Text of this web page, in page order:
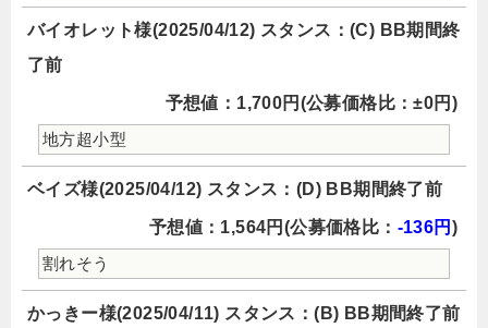
バイオレット様(2025/04/12) スタンス：(C) BB期間終
了前
予想値：1,700円(公募価格比：±0円)
地方超小型
ベイズ様(2025/04/12) スタンス：(D) BB期間終了前
予想値：1,564円(公募価格比： -136円 )
割れそう
かっきー様(2025/04/11) スタンス：(B) BB期間終了前